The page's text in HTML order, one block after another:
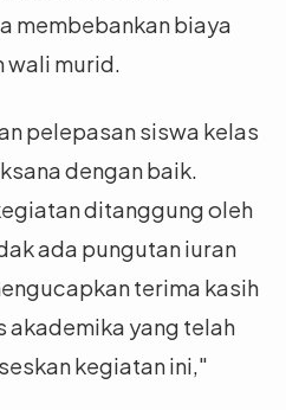
membebankan biaya
murid.
pelepasan siswa kelas
dengan baik.
ditanggung oleh
ada pungutan iuran
terima kasih
akademika yang telah
kegiatan ini,"